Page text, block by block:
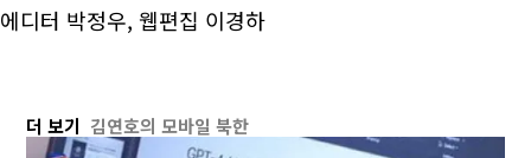
에디터 박정우, 웹편집 이경하
더 보기 김연호의 모바일 북한